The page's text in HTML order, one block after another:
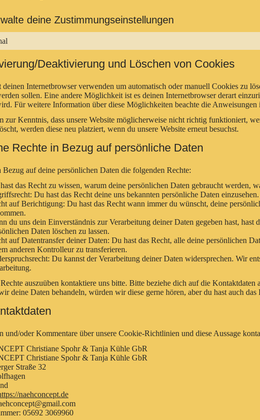
deine Zustimmungseinstellungen
Deaktivierung und Löschen von Cookies
deinen Internetbrowser verwenden um automatisch oder manuell Cookies zu
sollen. Eine andere Möglichkeit ist es deinen Internetbrowser derart
Für weitere Information über diese Möglichkeiten beachte die
zur Kenntnis, dass unsere Website möglicherweise nicht richtig funktioniert,
werden diese neu platziert, wenn du unsere Website erneut besuchst.
Rechte in Bezug auf persönliche Daten
Bezug auf deine persönlichen Daten die folgenden Rechte:
das Recht zu wissen, warum deine persönlichen Daten gebraucht werden,
Du hast das Recht deine uns bekannten persönliche Daten einzusehen.
auf Berichtigung: Du hast das Recht wann immer du wünscht, deine
du uns dein Einverständnis zur Verarbeitung deiner Daten gegeben hast,
Daten löschen zu lassen.
auf Datentransfer deiner Daten: Du hast das Recht, alle deine persönlichen
anderen Kontrolleur zu transferieren.
Du kannst der Verarbeitung deiner Daten widersprechen. Wir
auszuüben kontaktiere uns bitte. Bitte beziehe dich auf die
deine Daten behandeln, würden wir diese gerne hören, aber du hast auch
und/oder Kommentare über unsere Cookie-Richtlinien und diese Aussage
Christiane Spohr & Tanja Kühle GbR
Christiane Spohr & Tanja Kühle GbR
Straße 32
naehconcept.de
05692 3069960